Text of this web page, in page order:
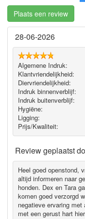
Plaats een review
28-06-2026
Algemene Indruk:
Klantvriendelijkheid:
Diervriendelijkheid:
Indruk binnenverblijf:
Indruk buitenverblijf:
Hygiëne‎:
Ligging:
Prijs/Kwaliteit:
Review geplaatst
Heel goed openstond,
altijd informeren naar
honden. Dex en Tara
komen goed verzorgd
negatieve ervaring
met een gerust hart